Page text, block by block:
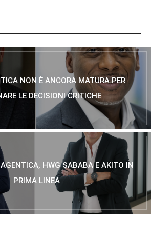
NON È ANCORA MATURA PER
LE DECISIONI CRITICHE
AGENTICA, HWG SABABA E AKITO IN
PRIMA LINEA